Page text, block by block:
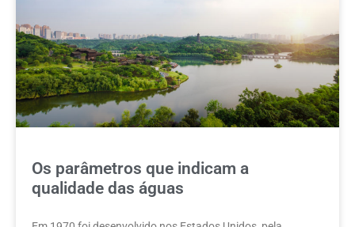
Os parâmetros que indicam a
qualidade das águas